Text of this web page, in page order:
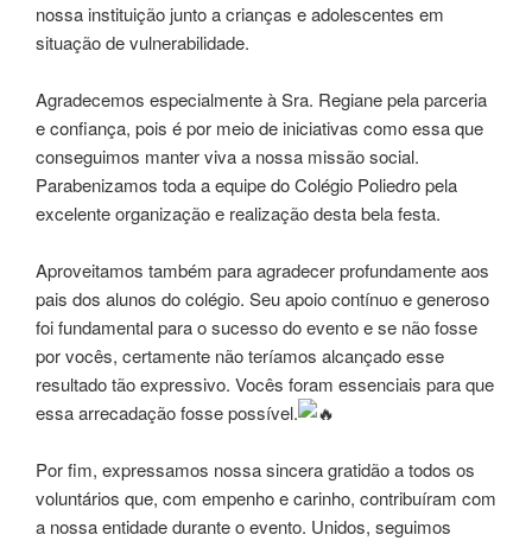
nossa instituição junto a crianças e adolescentes em
situação de vulnerabilidade.
Agradecemos especialmente à Sra. Regiane pela parceria
e confiança, pois é por meio de iniciativas como essa que
conseguimos manter viva a nossa missão social.
Parabenizamos toda a equipe do Colégio Poliedro pela
excelente organização e realização desta bela festa.
Aproveitamos também para agradecer profundamente aos
pais dos alunos do colégio. Seu apoio contínuo e generoso
foi fundamental para o sucesso do evento e se não fosse
por vocês, certamente não teríamos alcançado esse
resultado tão expressivo. Vocês foram essenciais para que
essa arrecadação fosse possível.
Por fim, expressamos nossa sincera gratidão a todos os
voluntários que, com empenho e carinho, contribuíram com
a nossa entidade durante o evento. Unidos, seguimos